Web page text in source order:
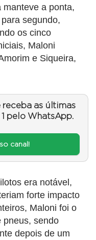
manteve a ponta,
segundo,
os cinco
Maloni
e Siqueira,
receba as últimas
pelo WhatsApp.
canal!
era notável,
forte impacto
Maloni foi o
pneus, sendo
depois de um